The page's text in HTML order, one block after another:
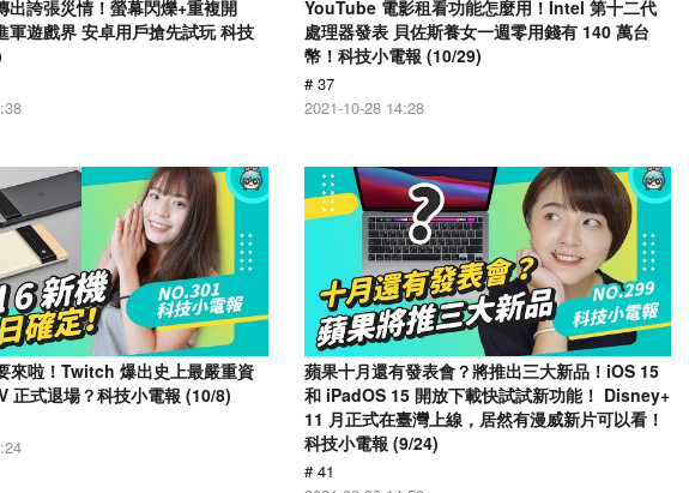
出誇張災情！螢幕閃爍+重複開
遊戲界 安卓用戶搶先試玩 科技
YouTube 電影租看功能怎麼用！Intel 第十二代
處理器發表 貝佐斯養女一週零用錢有 140 萬台
幣！科技小電報 (10/29)
# 37
2021-10-28 14:28
來啦！Twitch 爆出史上最嚴重資
正式退場？科技小電報 (10/8)
蘋果十月還有發表會？將推出三大新品！iOS 15
和 iPadOS 15 開放下載快試試新功能！ Disney+
11 月正式在臺灣上線，居然有漫威新片可以看！
科技小電報 (9/24)
# 41